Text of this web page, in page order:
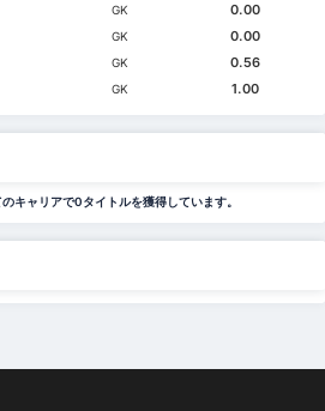
GK
0.00
GK
0.00
GK
0.56
GK 1.00
キャリアで0タイトルを獲得しています。